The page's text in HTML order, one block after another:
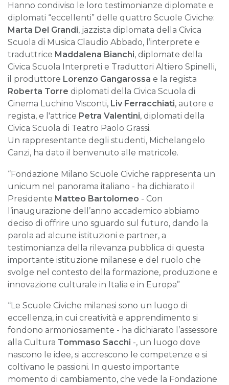
Hanno condiviso le loro testimonianze diplomate e
diplomati “eccellenti” delle quattro Scuole Civiche:
Marta Del Grandi, jazzista diplomata della Civica
Scuola di Musica Claudio Abbado, l’interprete e
traduttrice Maddalena Bianchi, diplomate della
Civica Scuola Interpreti e Traduttori Altiero Spinelli,
il produttore Lorenzo Gangarossa e la regista
Roberta Torre diplomati della Civica Scuola di
Cinema Luchino Visconti, Liv Ferracchiati, autore e
regista, e l'attrice Petra Valentini, diplomati della
Civica Scuola di Teatro Paolo Grassi.
Un rappresentante degli studenti, Michelangelo
Canzi, ha dato il benvenuto alle matricole.
“Fondazione Milano Scuole Civiche rappresenta un
unicum nel panorama italiano - ha dichiarato il
Presidente Matteo Bartolomeo - Con
l’inaugurazione dell’anno accademico abbiamo
deciso di offrire uno sguardo sul futuro, dando la
parola ad alcune istituzioni e partner, a
testimonianza della rilevanza pubblica di questa
importante istituzione milanese e del ruolo che
svolge nel contesto della formazione, produzione e
innovazione culturale in Italia e in Europa”
“Le Scuole Civiche milanesi sono un luogo di
eccellenza, in cui creatività e apprendimento si
fondono armoniosamente - ha dichiarato l’assessore
alla Cultura Tommaso Sacchi -, un luogo dove
nascono le idee, si accrescono le competenze e si
coltivano le passioni. In questo importante
momento di cambiamento, che vede la Fondazione